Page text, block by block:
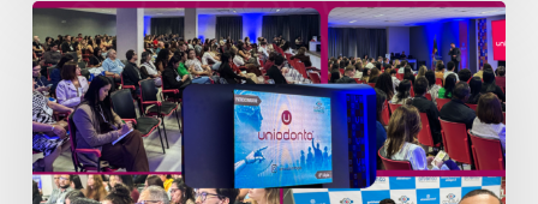
A
Uniodonto
PB
marcou
presença
em